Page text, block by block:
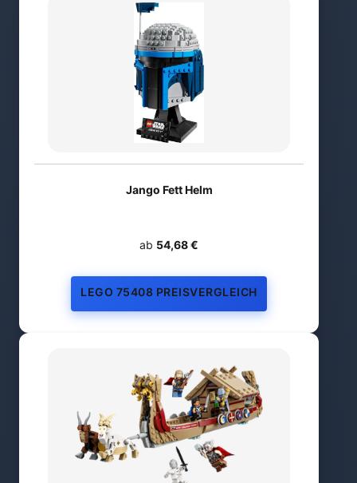
Jango Fett Helm
ab 54,68 €
LEGO 75408 PREISVERGLEICH